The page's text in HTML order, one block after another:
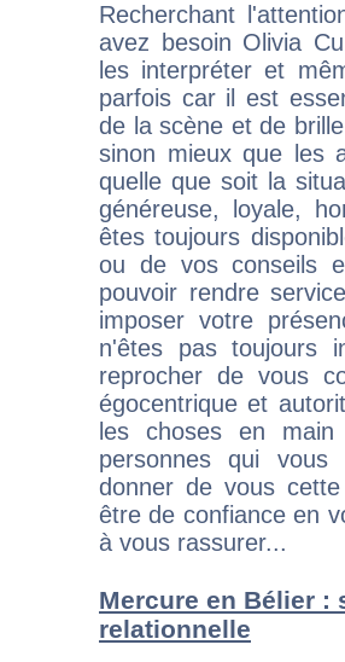
Recherchant
avez besoin Olivia
les interpréter et
parfois car il est
de la scène et de
sinon mieux que les
quelle que soit la
généreuse, loyale,
êtes toujours
ou de vos conseils
pouvoir rendre
imposer votre
n'êtes pas toujours
reprocher de vous
égocentrique et
les choses en
personnes qui
donner de vous
être de confiance en
à vous rassurer...
Mercure en Bélier :
relationnelle